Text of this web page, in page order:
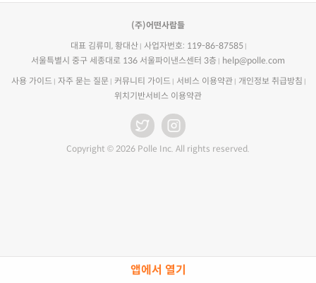
앱에서 열기
(주)어떤사람들
대표 김류미, 황대산
사업자번호: 119-86-87585
서울특별시 중구 세종대로 136 서울파이낸스센터 3층
help@polle.com
사용 가이드 자주 묻는 질문 커뮤니티 가이드 서비스 이용약관
개인정보 취급방침
위치기반서비스 이용약관
Copyright © 2026 Polle Inc. All rights reserved.